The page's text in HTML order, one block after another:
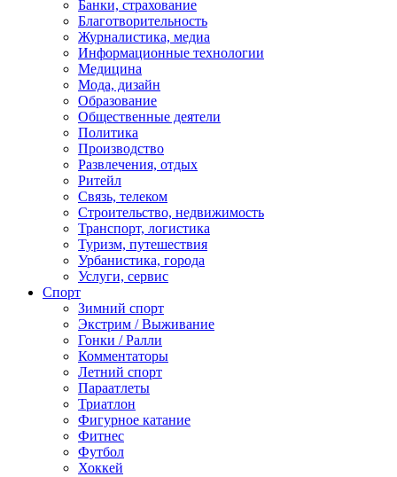
Банки, страхование
Благотворительность
Журналистика, медиа
Информационные технологии
Медицина
Мода, дизайн
Образование
Общественные деятели
Политика
Производство
Развлечения, отдых
Ритейл
Связь, телеком
Строительство, недвижимость
Транспорт, логистика
Туризм, путешествия
Урбанистика, города
Услуги, сервис
Спорт
Зимний спорт
Экстрим / Выживание
Гонки / Ралли
Комментаторы
Летний спорт
Параатлеты
Триатлон
Фигурное катание
Фитнес
Футбол
Хоккей